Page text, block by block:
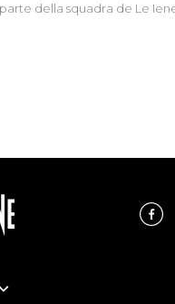
della squadra de Le